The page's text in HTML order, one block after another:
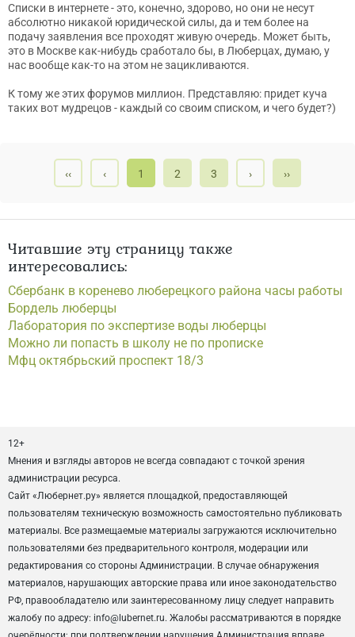
Списки в интернете - это, конечно, здорово, но они не несут
абсолютно никакой юридической силы, да и тем более на
подачу заявления все проходят живую очередь. Может быть,
это в Москве как-нибудь сработало бы, в Люберцах, думаю, у
нас вообще как-то на этом не зацикливаются.
К тому же этих форумов миллион. Представляю: придет куча
таких вот мудрецов - каждый со своим списком, и чего будет?)
‹‹ ‹ 1 2 3 › ››
Читавшие эту страницу также
интересовались:
Сбербанк в коренево люберецкого района часы работы
Бордель люберцы
Лаборатория по экспертизе воды люберцы
Можно ли попасть в школу не по прописке
Мфц октябрьский проспект 18/3
12+
Мнения и взгляды авторов не всегда совпадают с точкой зрения
администрации ресурса.
Сайт «Любернет.ру» является площадкой, предоставляющей
пользователям техническую возможность самостоятельно публиковать
материалы. Все размещаемые материалы загружаются исключительно
пользователями без предварительного контроля, модерации или
редактирования со стороны Администрации. В случае обнаружения
материалов, нарушающих авторские права или иное законодательство
РФ, правообладателю или заинтересованному лицу следует направить
жалобу по адресу: info@lubernet.ru. Жалобы рассматриваются в порядке